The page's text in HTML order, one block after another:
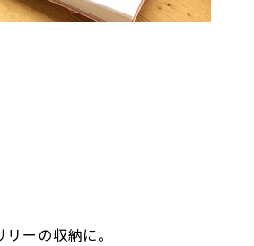
ーの収納に。